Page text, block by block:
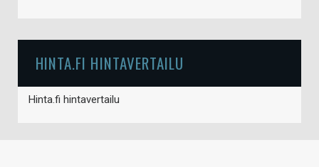
HINTA.FI HINTAVERTAILU
Hinta.fi hintavertailu